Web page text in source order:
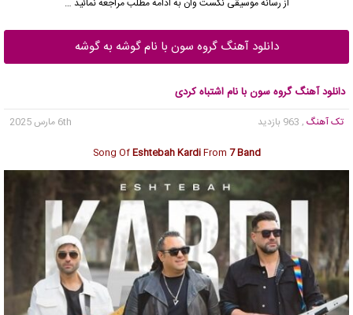
دانلود آهنگ گروه سون با نام گوشه به گوشه
دانلود آهنگ گروه سون با نام اشتباه کردی
تک آهنگ , 963 بازدید
6th مارس 2025
Song OfEshtebah KardiFrom 7 Band